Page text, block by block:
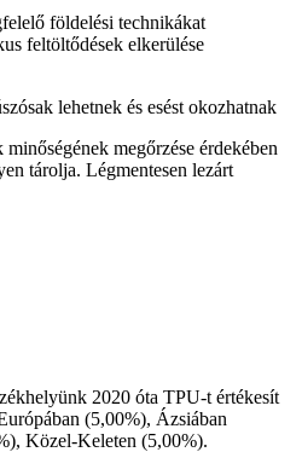
földelési technikákat
feltöltődések elkerülése
lehetnek és esést okozhatnak
megőrzése érdekében
tárolja. Légmentesen lezárt
2020 óta TPU-t értékesít
(5,00%), Ázsiában
Közel-Keleten (5,00%).